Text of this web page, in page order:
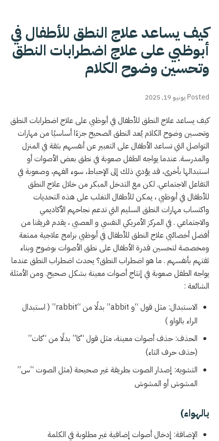
كيف يساعد علاج النطق للأطفال في
أبوظبي على علاج اضطرابات النطق
وتحسين وضوح الكلام
Posted يونيو 19, 2025
كيف يساعد علاج النطق للأطفال في أبوظبي على علاج اضطرابات النطق
وتحسين وضوح الكلام يُعد النطق الصحيح جزءًا أساسيًا من مهارات
التواصل التي تساعد الأطفال على التعبير عن أنفسهم بثقة في المنزل
والمدرسة. عندما يواجه الطفل صعوبة في نطق بعض الأصوات أو
استبدالها بأخرى، قد يؤدي ذلك إلى الإحباط، سوء الفهم، وصعوبة في
التفاعل الاجتماعي. لكن مع التدخل المبكر من خلال علاج النطق
للأطفال في أبوظبي ، يمكن للأطفال التغلب على هذه التحديات
واكتساب مهارات النطق السليم التي تدعم نجاحهم الأكاديمي
والاجتماعي . في المركز الأمريكي النفسي و العصبي ، يقدم فريقنا من
أفضل أخصائيي علاج النطق للأطفال في أبوظبي برامج علاجية ممتعة
ومخصصة لتحسين قدرة الأطفال على نطق الأصوات بوضوح وبناء
ثقتهم بأنفسهم . ما هو اضطراب النطق؟ يحدث اضطراب النطق عندما
يواجه الطفل صعوبة في إنتاج أصوات معينة بشكل صحيح. ومن الأمثلة
الشائعة :
الاستبدال: مثل قول “و abbit” بدلًا من “rabbit” ( استبدال
الراء بالواو )
الحذف: حذف أصوات معينة، مثل قول “كا” بدلًا من “كات”
(حذف حرف التاء)
التشويه: إصدار الصوت بطريقة غير صحيحة (مثل الصوت “س”
المشوش أو المشوش
بالهواء)
الإضافة: إدخال أصوات إضافية غير مطلوبة في الكلمة